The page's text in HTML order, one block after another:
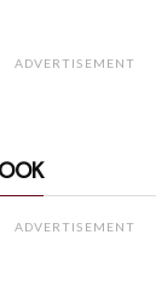
ADVERTISEMENT
ADVERTISEMENT